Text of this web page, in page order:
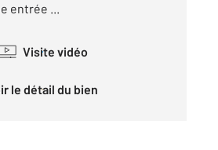
entrée ...
Visite vidéo
le détail du bien